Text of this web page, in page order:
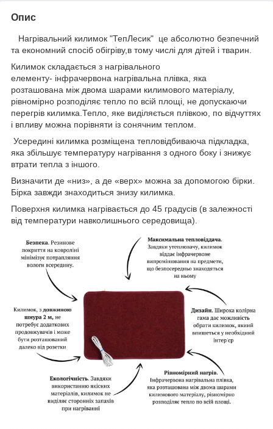
Опис
Нагрівальний килимок "ТепЛесик" це абсолютно безпечний
та економний спосіб обігріву,в тому числі для дітей і тварин.
Килимок складається з нагрівального
елементу- інфрачервона нагрівальна плівка, яка
розташована між двома шарами килимового матеріалу,
рівномірно розподіляє тепло по всій площі, не допускаючи
перегрів килимка.Тепло, яке виділяється плівкою, по відчуттях
і впливу можна порівняти із сонячним теплом.
Усередині килимка розміщена тепловідбиваюча підкладка,
яка збільшує температуру нагрівання з одного боку і знижує
втрати тепла з іншого.
Визначити де «низ», а де «верх» можна за допомогою бірки.
Бірка завжди знаходиться знизу килимка.
Поверхня килимка нагрівається до 45 градусів (в залежності
від температури навколишнього середовища).